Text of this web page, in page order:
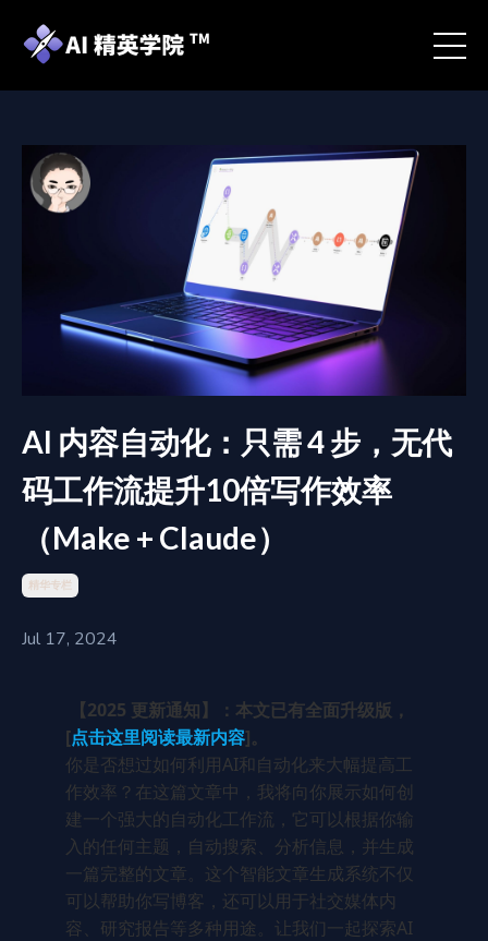
AI 内容自动化：只需 4 步，无代
码工作流提升10倍写作效率
（Make + Claude）
精华专栏
Jul 17, 2024
【2025 更新通知】：本文已有全面升级版，
[点击这里阅读最新内容]。
你是否想过如何利用AI和自动化来大幅提高工
作效率？在这篇文章中，我将向你展示如何创
建一个强大的自动化工作流，它可以根据你输
入的任何主题，自动搜索、分析信息，并生成
一篇完整的文章。这个智能文章生成系统不仅
可以帮助你写博客，还可以用于社交媒体内
容、研究报告等多种用途。让我们一起探索AI